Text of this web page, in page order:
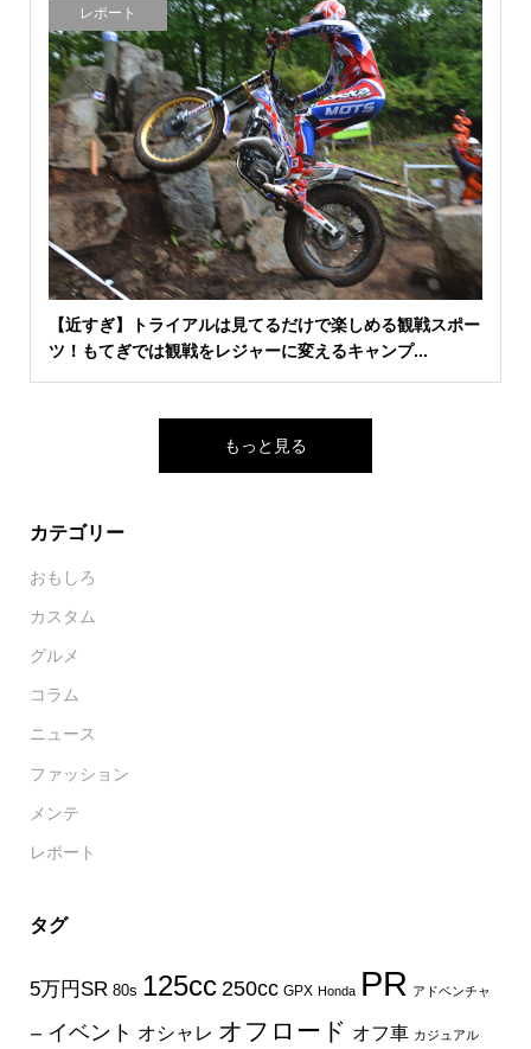
レポート
【近すぎ】トライアルは見てるだけで楽しめる観戦スポー
ツ！もてぎでは観戦をレジャーに変えるキャンプ...
もっと見る
カテゴリー
おもしろ
カスタム
グルメ
コラム
ニュース
ファッション
メンテ
レポート
タグ
5万円SR 80s 125cc 250cc GPX Honda PR アドベンチャ
ー イベント オシャレ オフロード オフ車 カジュアル